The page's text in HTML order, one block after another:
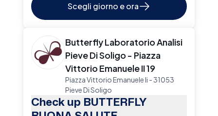
Scegli giorno e ora
Butterfly Laboratorio Analisi
Pieve Di Soligo - Piazza
Vittorio Emanuele II 19
Piazza Vittorio Emanuele Ii - 31053
Pieve Di Soligo
Check up BUTTERFLY